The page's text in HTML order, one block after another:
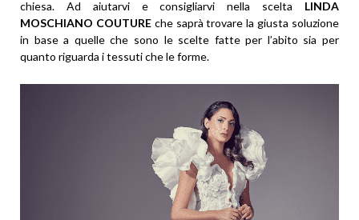
chiesa. Ad aiutarvi e consigliarvi nella scelta
LINDA
MOSCHIANO COUTURE che saprà trovare la giusta soluzione
in base a quelle che sono le scelte fatte per l’abito sia per
quanto riguarda i tessuti che le forme.